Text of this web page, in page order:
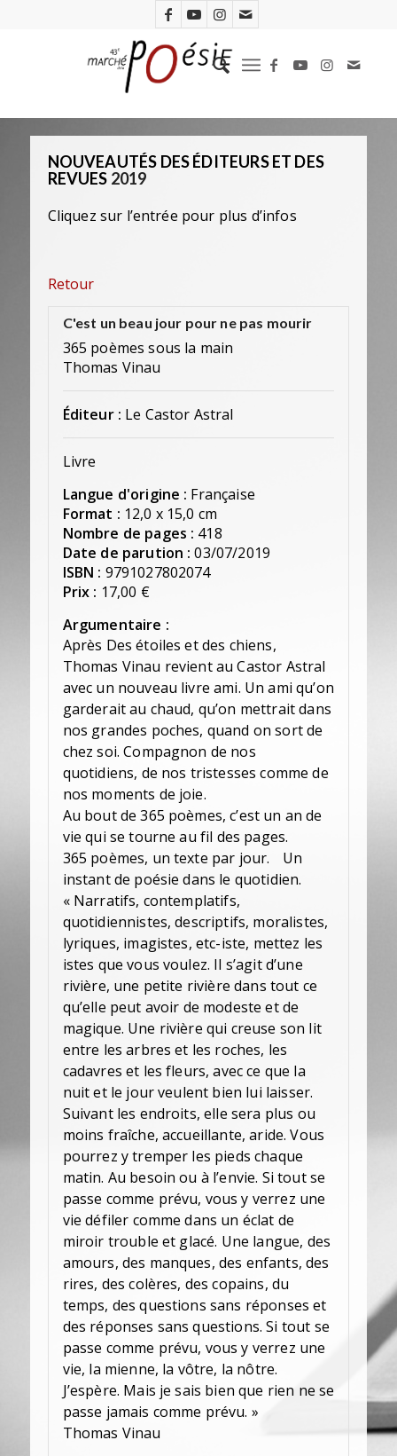
NOUVEAUTÉS DES ÉDITEURS ET DES
REVUES 2019
Cliquez sur l’entrée pour plus d’infos
Retour
C'est un beau jour pour ne pas mourir
365 poèmes sous la main
Thomas Vinau
Éditeur : Le Castor Astral
Livre
Langue d'origine : Française
Format : 12,0 x 15,0 cm
Nombre de pages : 418
Date de parution : 03/07/2019
ISBN : 9791027802074
Prix : 17,00 €
Argumentaire :
Après Des étoiles et des chiens,
Thomas Vinau revient au Castor Astral
avec un nouveau livre ami. Un ami qu’on
garderait au chaud, qu’on mettrait dans
nos grandes poches, quand on sort de
chez soi. Compagnon de nos
quotidiens, de nos tristesses comme de
nos moments de joie.
Au bout de 365 poèmes, c’est un an de
vie qui se tourne au fil des pages.
365 poèmes, un texte par jour. Un
instant de poésie dans le quotidien.
« Narratifs, contemplatifs,
quotidiennistes, descriptifs, moralistes,
lyriques, imagistes, etc-iste, mettez les
istes que vous voulez. Il s’agit d’une
rivière, une petite rivière dans tout ce
qu’elle peut avoir de modeste et de
magique. Une rivière qui creuse son lit
entre les arbres et les roches, les
cadavres et les fleurs, avec ce que la
nuit et le jour veulent bien lui laisser.
Suivant les endroits, elle sera plus ou
moins fraîche, accueillante, aride. Vous
pourrez y tremper les pieds chaque
matin. Au besoin ou à l’envie. Si tout se
passe comme prévu, vous y verrez une
vie défiler comme dans un éclat de
miroir trouble et glacé. Une langue, des
amours, des manques, des enfants, des
rires, des colères, des copains, du
temps, des questions sans réponses et
des réponses sans questions. Si tout se
passe comme prévu, vous y verrez une
vie, la mienne, la vôtre, la nôtre.
J’espère. Mais je sais bien que rien ne se
passe jamais comme prévu. »
Thomas Vinau